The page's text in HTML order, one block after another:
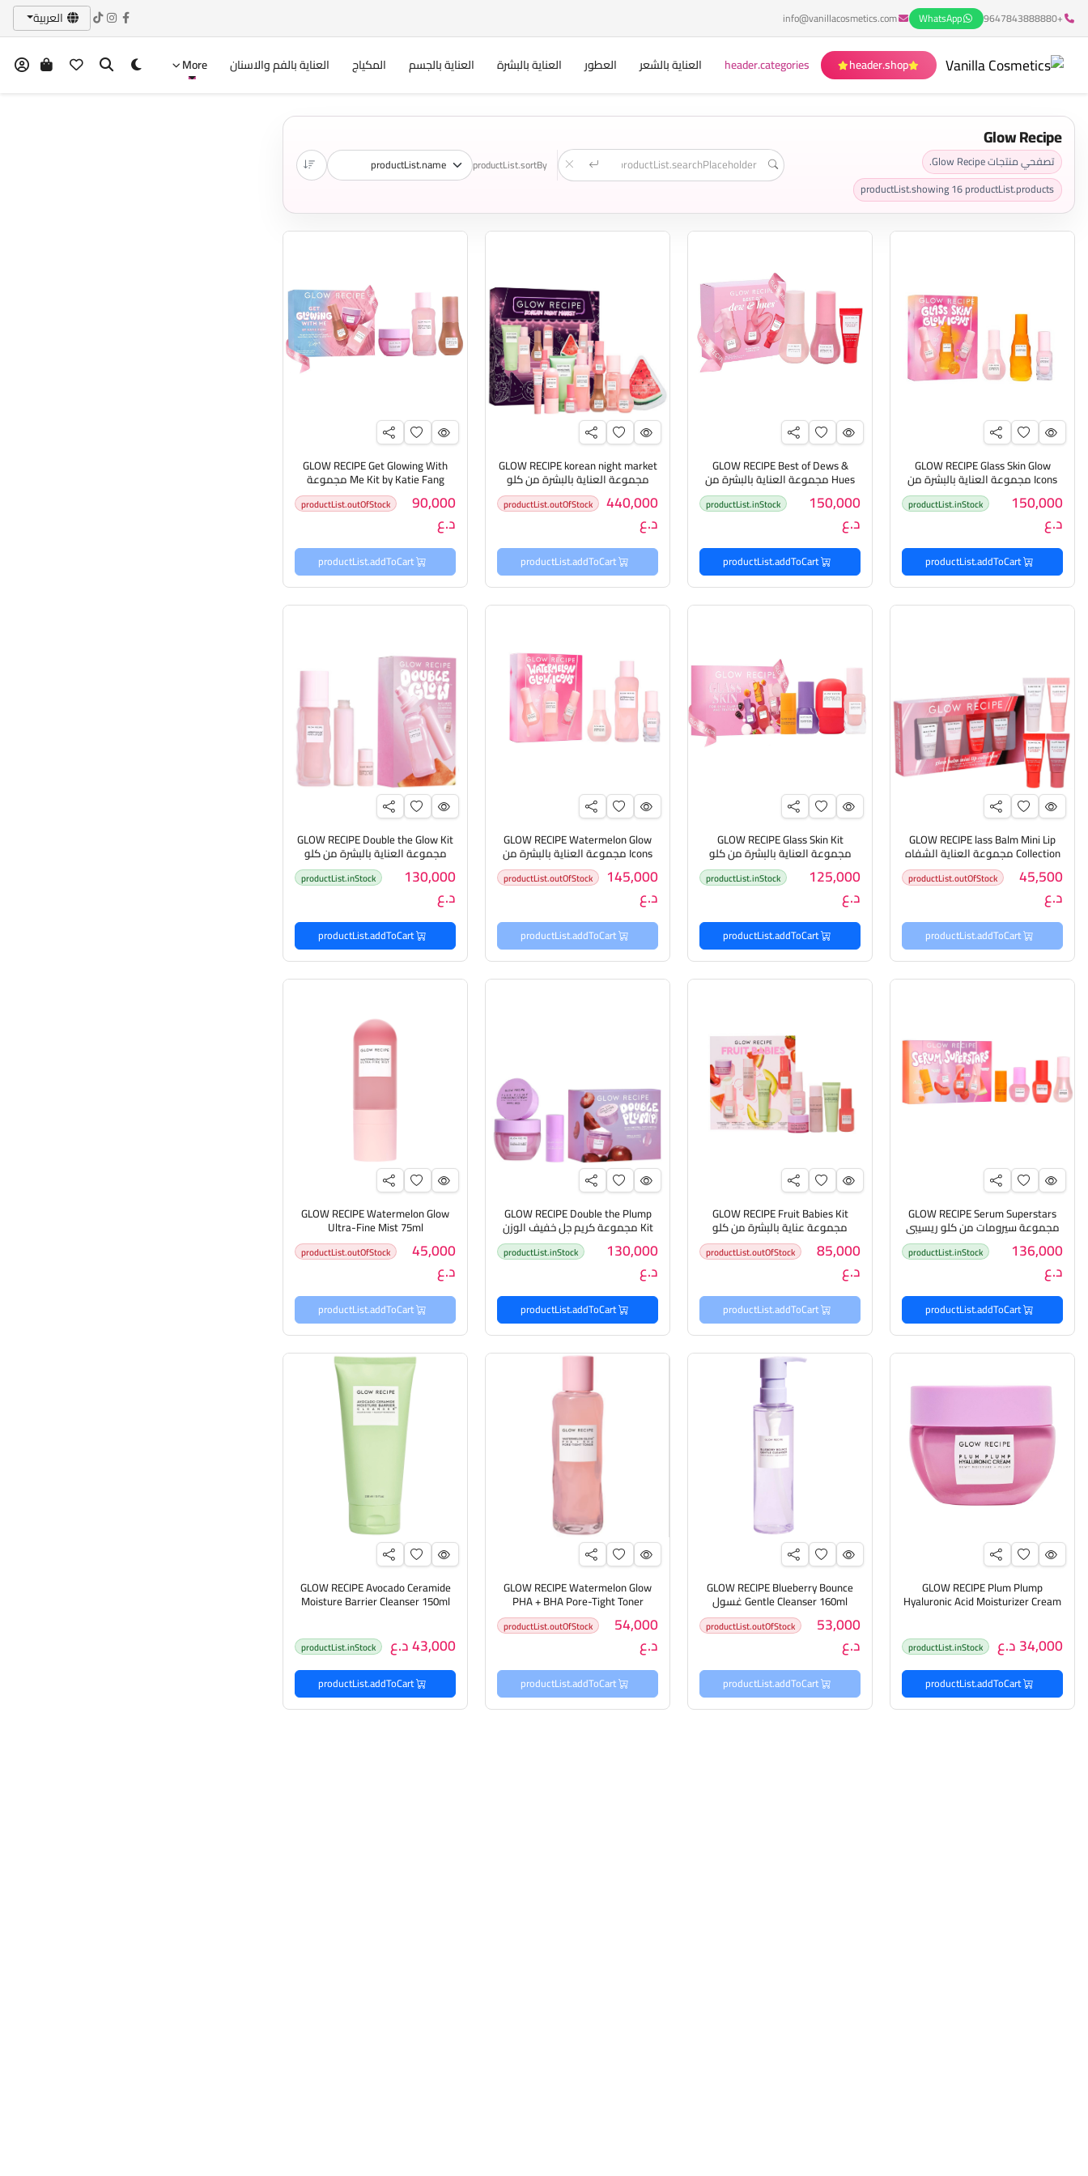
+9647843888880
WhatsApp
info@vanillacosmetics.com العربية
header.shop
header.categories العناية بالشعر العطور العناية بالبشرة العناية بالجسم المكياج العناية بالفم والاسنان More
Glow Recipe
تصفحي منتجات Glow Recipe.
productList.showing16productList.products
productList.sortBy
GLOW RECIPE Glass Skin Glow
Icons مجموعة العناية بالبشرة من
كلو ريسيبي 150,000
د.ع
productList.inStock
productList.addToCart
GLOW RECIPE Best of Dews &
Hues مجموعة العناية بالبشرة من
كلو ريسيبي 150,000
د.ع
productList.inStock
productList.addToCart
GLOW RECIPE korean night market
مجموعة العناية بالبشرة من كلو
ريسيبي 440,000
د.ع
productList.outOfStock
productList.addToCart
GLOW RECIPE Get Glowing With
Me Kit by Katie Fang مجموعة
العناية بالبشرة من كلو ريسيبي
90,000
د.ع
productList.outOfStock
productList.addToCart
GLOW RECIPE lass Balm Mini Lip
Collection مجموعة العناية الشفاه
من كلو ريسيبي 45,500
د.ع
productList.outOfStock
productList.addToCart
GLOW RECIPE Glass Skin Kit
مجموعة العناية بالبشرة من كلو
ريسيبي 125,000
د.ع
productList.inStock
productList.addToCart
GLOW RECIPE Watermelon Glow
Icons مجموعة العناية بالبشرة من
كلو ريسيبي 145,000
د.ع
productList.outOfStock
productList.addToCart
GLOW RECIPE Double the Glow Kit
مجموعة العناية بالبشرة من كلو
ريسيبي 130,000
د.ع
productList.inStock
productList.addToCart
GLOW RECIPE Serum Superstars
مجموعة سيرومات من كلو ريسيبي
136,000
د.ع
productList.inStock
productList.addToCart
GLOW RECIPE Fruit Babies Kit
مجموعة عناية بالبشرة من كلو
ريسيبي 85,000
د.ع
productList.outOfStock
productList.addToCart
GLOW RECIPE Double the Plump
Kit مجموعة كريم جل خفيف الوزن
يرطب البشرة من كلو ريسيبي
130,000
د.ع
productList.inStock
productList.addToCart
GLOW RECIPE Watermelon Glow
Ultra-Fine Mist 75ml
45,000
د.ع
productList.outOfStock
productList.addToCart
GLOW RECIPE Plum Plump
Hyaluronic Acid Moisturizer Cream
34,000 د.ع productList.inStock
productList.addToCart
GLOW RECIPE Blueberry Bounce
Gentle Cleanser 160ml غسول
رغوي منظف للبشرة53,000
د.ع
productList.outOfStock
productList.addToCart
GLOW RECIPE Watermelon Glow
PHA + BHA Pore-Tight Toner
150ml تونر للبشرة54,000
د.ع
productList.outOfStock
productList.addToCart
GLOW RECIPE Avocado Ceramide
Moisture Barrier Cleanser 150ml
43,000 د.ع productList.inStock
productList.addToCart